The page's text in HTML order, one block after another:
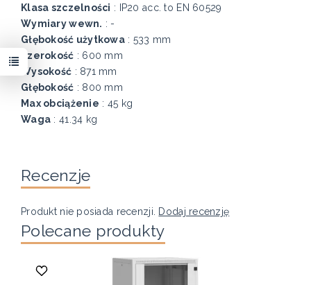
Klasa szczelności : IP20 acc. to EN 60529
Wymiary wewn. : -
Głębokość użytkowa : 533 mm
Szerokość : 600 mm
Wysokość : 871 mm
Głębokość : 800 mm
Max obciążenie : 45 kg
Waga : 41.34 kg
Recenzje
Produkt nie posiada recenzji. Dodaj recenzję
Polecane produkty